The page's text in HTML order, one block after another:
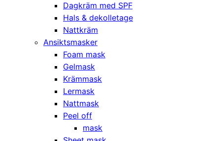
Dagkräm med SPF
Hals & dekolletage
Nattkräm
Ansiktsmasker
Foam mask
Gelmask
Krämmask
Lermask
Nattmask
Peel off
mask